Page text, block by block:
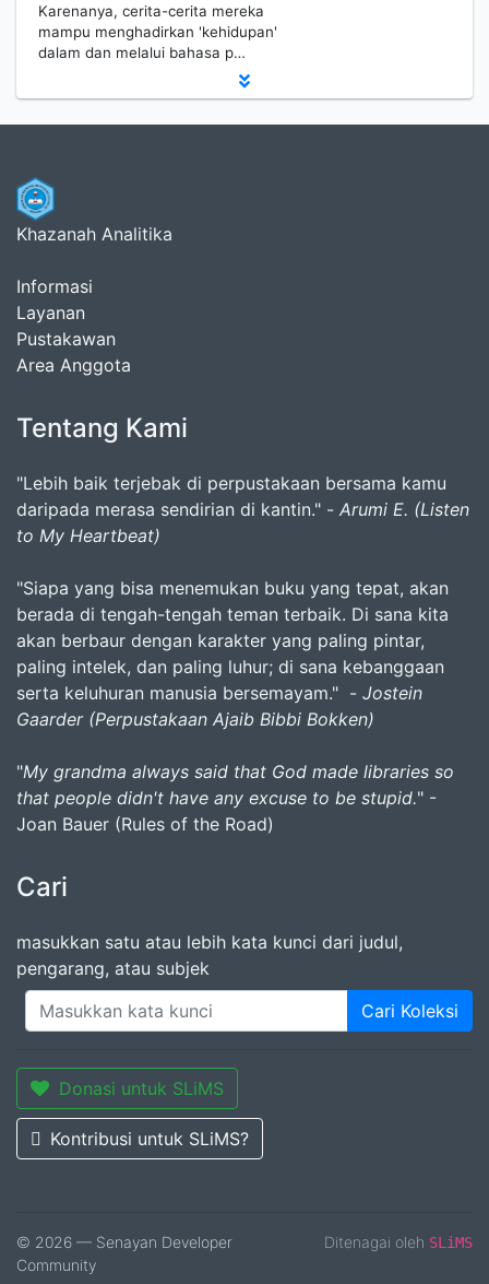
Karenanya, cerita-cerita mereka
mampu menghadirkan 'kehidupan'
dalam dan melalui bahasa p…
Khazanah Analitika
Informasi
Layanan
Pustakawan
Area Anggota
Tentang Kami
"Lebih baik terjebak di perpustakaan bersama kamu
daripada merasa sendirian di kantin." - Arumi E. (Listen
to My Heartbeat)
"Siapa yang bisa menemukan buku yang tepat, akan
berada di tengah-tengah teman terbaik. Di sana kita
akan berbaur dengan karakter yang paling pintar,
paling intelek, dan paling luhur; di sana kebanggaan
serta keluhuran manusia bersemayam." - Jostein
Gaarder (Perpustakaan Ajaib Bibbi Bokken)
"My grandma always said that God made libraries so
that people didn't have any excuse to be stupid." -
Joan Bauer (Rules of the Road)
Cari
masukkan satu atau lebih kata kunci dari judul,
pengarang, atau subjek
Cari Koleksi
Donasi untuk SLiMS
Kontribusi untuk SLiMS?
© 2026 — Senayan Developer
Community
Ditenagai oleh SLiMS